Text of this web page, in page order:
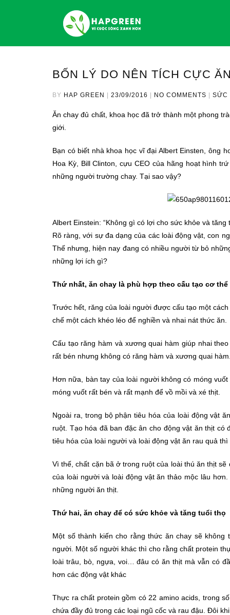
BỐN LÝ DO NÊN TÍCH CỰC
BY HAP GREEN 23/09/2016 NO COMMENTS SỨC
Ăn chay đủ chất, khoa học đã trở thành một phong
giới.
Bạn có biết nhà khoa học vĩ đại Albert Einsten, ông
Hoa Kỳ, Bill Clinton, cựu CEO của hãng hoạt hình
những người trường chay. Tại sao vậy?
Albert Einstein: “Không gì có lợi cho sức khỏe và
Rõ ràng, với sự đa dạng của các loài động vật, con
Thế nhưng, hiện nay đang có nhiều người từ bỏ
những lợi ích gì?
Thứ nhất, ăn chay là phù hợp theo cấu tạo cơ thể
Trước hết, răng của loài người được cấu tạo một
chế một cách khéo léo để nghiền và nhai nát thức ăn.
Cấu tạo răng hàm và xương quai hàm giúp nhai
rất bén nhưng không có răng hàm và xương quai
Hơn nữa, bàn tay của loài người không có móng
móng vuốt rất bén và rất mạnh để vồ mồi và xé thịt.
Ngoài ra, trong bộ phận tiêu hóa của loài động vật
ruột. Tạo hóa đã ban đặc ân cho động vật ăn thịt
tiêu hóa của loài người và loài động vật ăn rau quả
Vì thế, chất cặn bã ở trong ruột của loài thú ăn thịt
của loài người và loài động vật ăn thảo mộc lâu
những người ăn thịt.
Thứ hai, ăn chay để có sức khỏe và tăng tuổi thọ
Một số thành kiến cho rằng thức ăn chay sẽ
người. Một số người khác thì cho rằng chất protein
loài trâu, bò, ngựa, voi… đâu có ăn thịt mà vẫn có
hơn các động vật khác
Thực ra chất protein gồm có 22 amino acids, trong
chứa đầy đủ trong các loại ngũ cốc và rau đậu. Đôi